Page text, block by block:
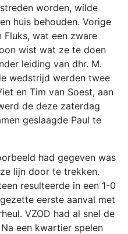
worden, wilde
huis behouden. Vorige
wat een zware
wist wat ze te doen
leiding van dhr. M.
wedstrijd werden twee
en Tim van Soest, aan
de deze zaterdag
geslaagde Paul te
had gegeven was
lijn door te trekken.
resulteerde in een 1-0
eerste aanval met
VZOD had al snel de
een kwartier spelen